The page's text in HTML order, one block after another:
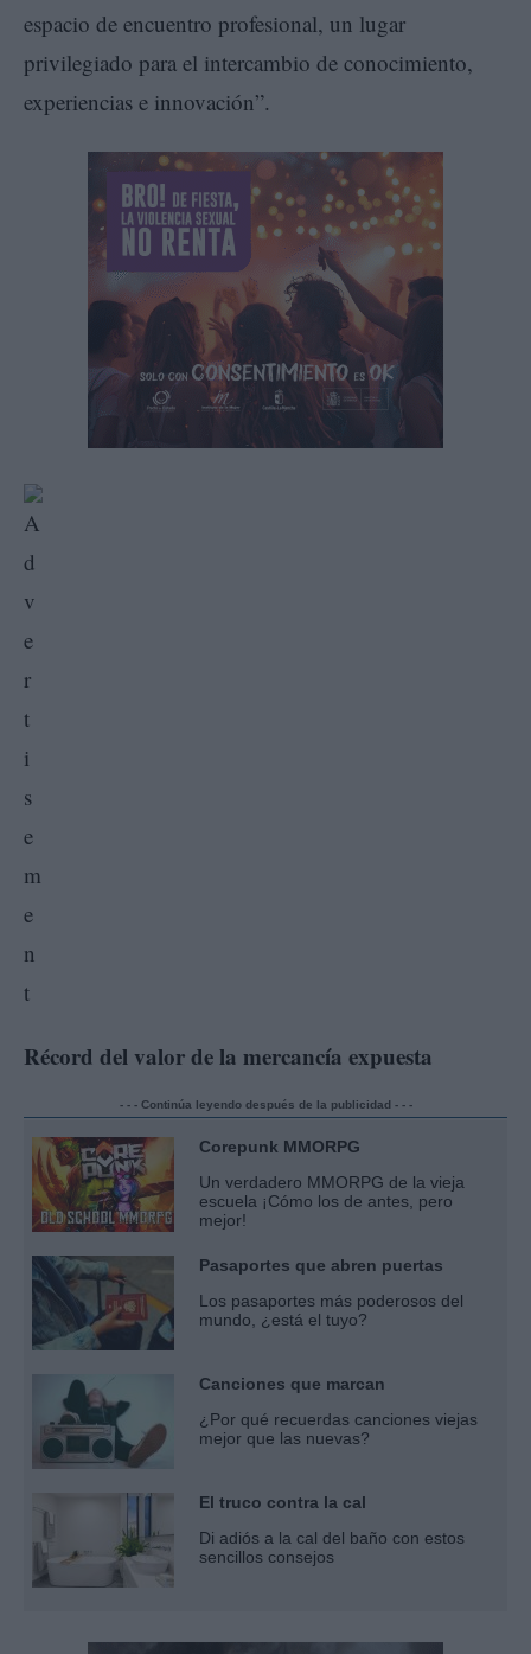
espacio de encuentro profesional, un lugar
privilegiado para el intercambio de conocimiento,
experiencias e innovación”.
Récord del valor de la mercancía expuesta
- - - Continúa leyendo después de la publicidad - - -
Corepunk MMORPG
Un verdadero MMORPG de la vieja
escuela ¡Cómo los de antes, pero
mejor!
Pasaportes que abren puertas
Los pasaportes más poderosos del
mundo, ¿está el tuyo?
Canciones que marcan
¿Por qué recuerdas canciones viejas
mejor que las nuevas?
El truco contra la cal
Di adiós a la cal del baño con estos
sencillos consejos